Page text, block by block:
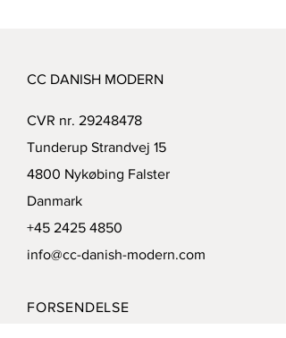
CC DANISH MODERN
CVR nr. 29248478
Tunderup Strandvej 15
4800 Nykøbing Falster
Danmark
+45 2425 4850
info@cc-danish-modern.com
FORSENDELSE